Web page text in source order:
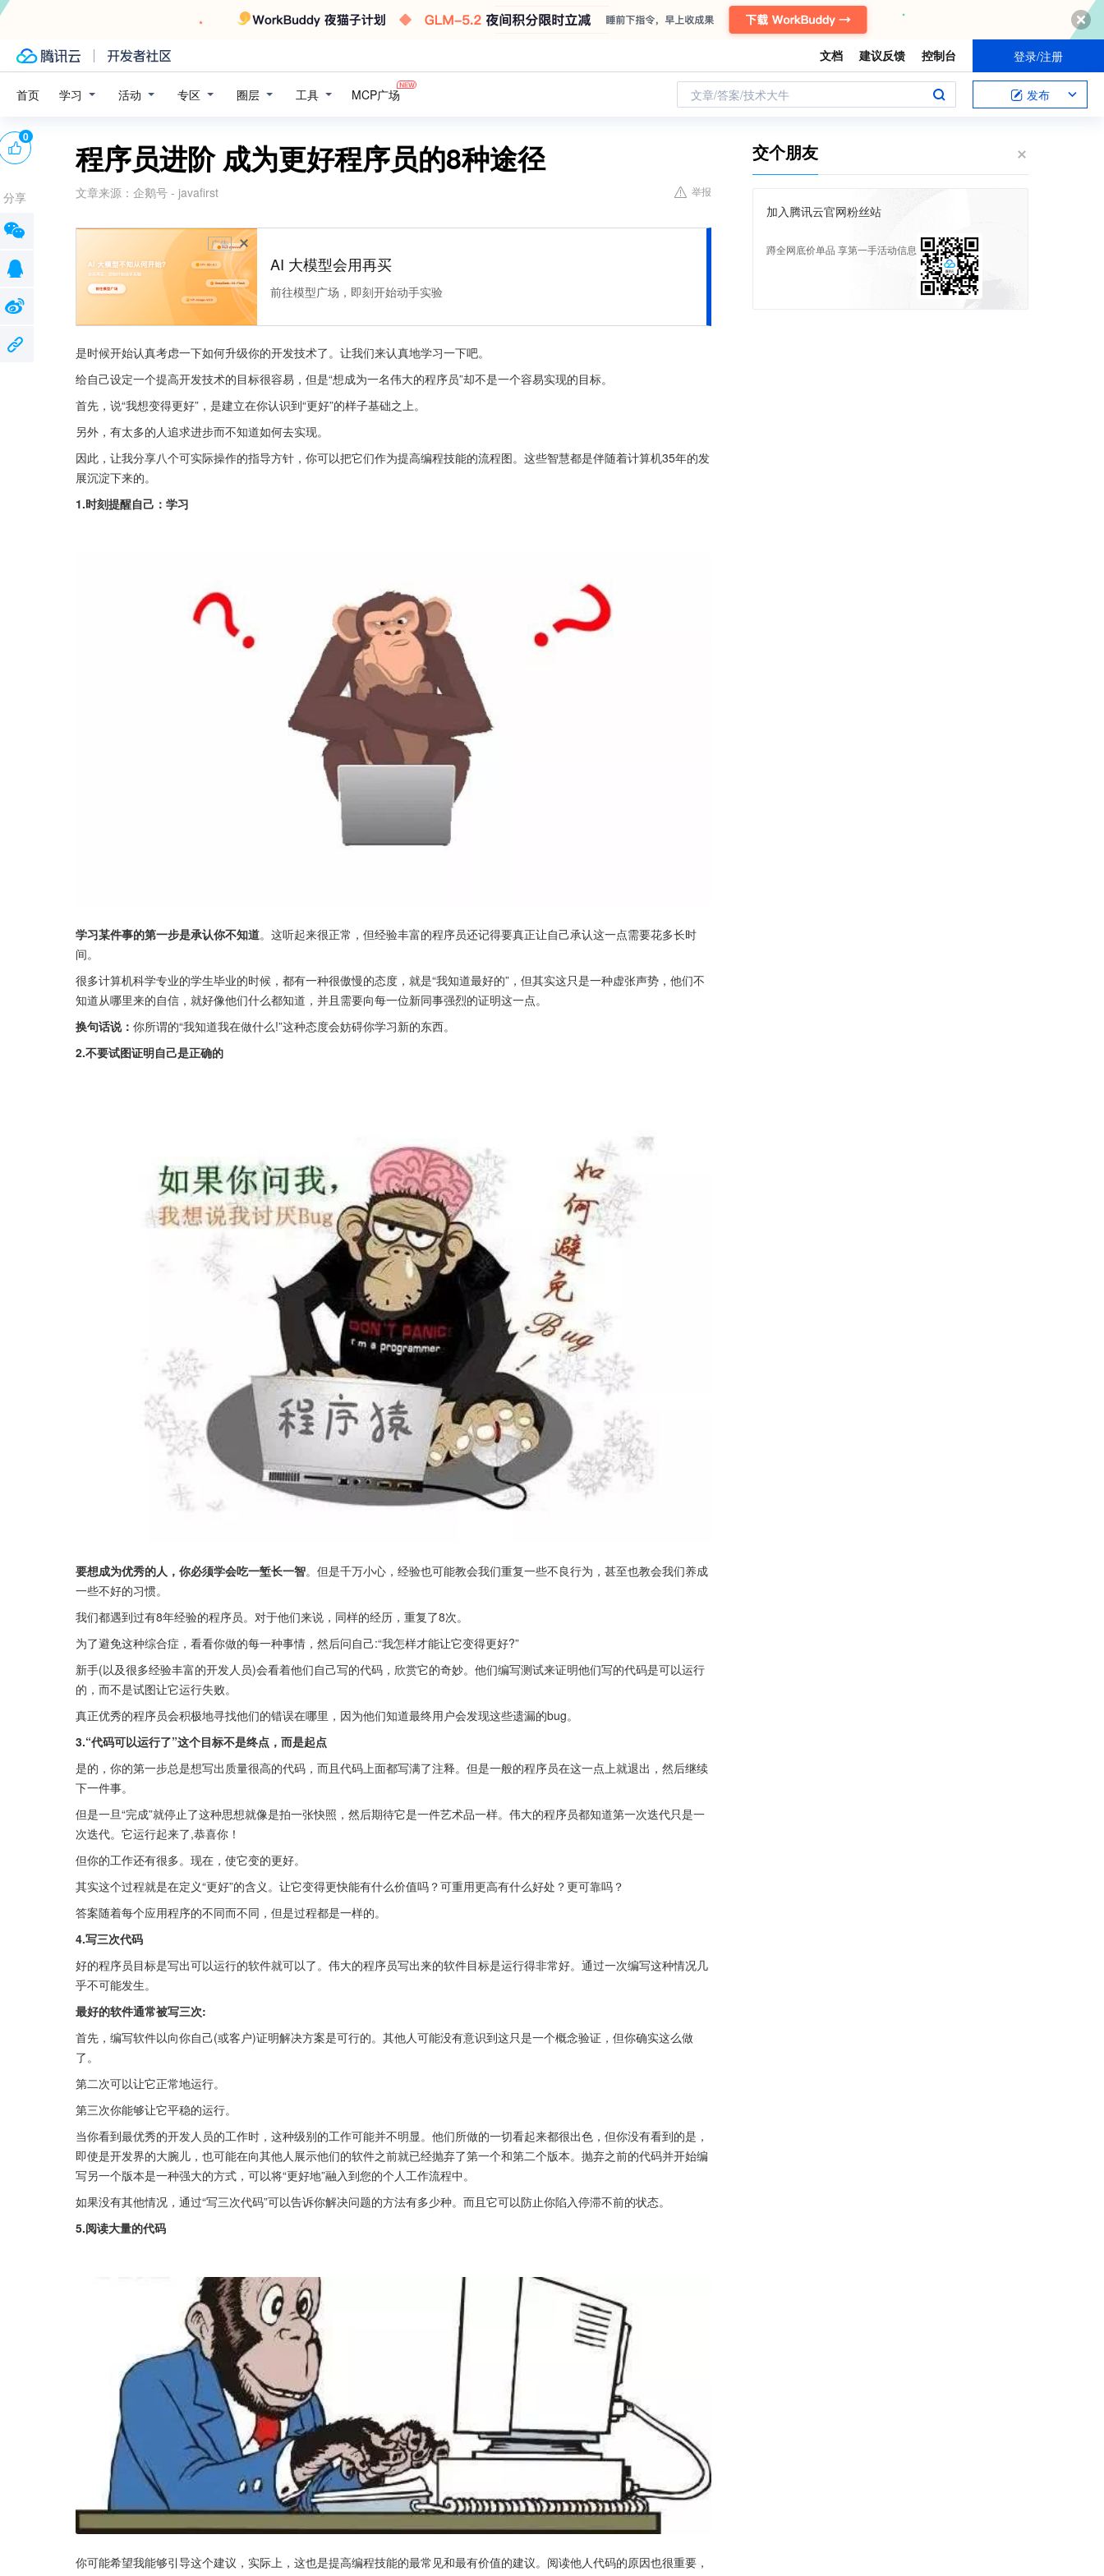
文档 建议反馈 控制台 登录/注册
首页 学习 活动 专区 圈层 工具 MCP广场 文章/答案/技术大牛 发布
程序员进阶 成为更好程序员的8种途径
文章来源： 企鹅号 - javafirst 举报
广告
AI 大模型会用再买
前往模型广场，即刻开始动手实验
是时候开始认真考虑一下如何升级你的开发技术了。让我们来认真地学习一下吧。
给自己设定一个提高开发技术的目标很容易，但是“想成为一名伟大的程序员”却不是一个容易实现的目标。
首先，说“我想变得更好”，是建立在你认识到“更好”的样子基础之上。
另外，有太多的人追求进步而不知道如何去实现。
因此，让我分享八个可实际操作的指导方针，你可以把它们作为提高编程技能的流程图。这些智慧都是伴随着计算机35年的发
展沉淀下来的。
1.时刻提醒自己：学习
学习某件事的第一步是承认你不知道。这听起来很正常，但经验丰富的程序员还记得要真正让自己承认这一点需要花多长时
间。
很多计算机科学专业的学生毕业的时候，都有一种很傲慢的态度，就是“我知道最好的”，但其实这只是一种虚张声势，他们不
知道从哪里来的自信，就好像他们什么都知道，并且需要向每一位新同事强烈的证明这一点。
换句话说： 你所谓的“我知道我在做什么!”这种态度会妨碍你学习新的东西。
2.不要试图证明自己是正确的
要想成为优秀的人，你必须学会吃一堑长一智。但是千万小心，经验也可能教会我们重复一些不良行为，甚至也教会我们养成
一些不好的习惯。
我们都遇到过有8年经验的程序员。对于他们来说，同样的经历，重复了8次。
为了避免这种综合症，看看你做的每一种事情，然后问自己:“我怎样才能让它变得更好?”
新手(以及很多经验丰富的开发人员)会看着他们自己写的代码，欣赏它的奇妙。他们编写测试来证明他们写的代码是可以运行
的，而不是试图让它运行失败。
真正优秀的程序员会积极地寻找他们的错误在哪里，因为他们知道最终用户会发现这些遗漏的bug。
3.“代码可以运行了”这个目标不是终点，而是起点
是的，你的第一步总是想写出质量很高的代码，而且代码上面都写满了注释。但是一般的程序员在这一点上就退出，然后继续
下一件事。
但是一旦“完成”就停止了这种思想就像是拍一张快照，然后期待它是一件艺术品一样。伟大的程序员都知道第一次迭代只是一
次迭代。它运行起来了,恭喜你！
但你的工作还有很多。现在，使它变的更好。
其实这个过程就是在定义“更好”的含义。让它变得更快能有什么价值吗？可重用更高有什么好处？更可靠吗？
答案随着每个应用程序的不同而不同，但是过程都是一样的。
4.写三次代码
好的程序员目标是写出可以运行的软件就可以了。伟大的程序员写出来的软件目标是运行得非常好。通过一次编写这种情况几
乎不可能发生。
最好的软件通常被写三次:
首先，编写软件以向你自己(或客户)证明解决方案是可行的。其他人可能没有意识到这只是一个概念验证，但你确实这么做
了。
第二次可以让它正常地运行。
第三次你能够让它平稳的运行。
当你看到最优秀的开发人员的工作时，这种级别的工作可能并不明显。他们所做的一切看起来都很出色，但你没有看到的是，
即使是开发界的大腕儿，也可能在向其他人展示他们的软件之前就已经抛弃了第一个和第二个版本。抛弃之前的代码并开始编
写另一个版本是一种强大的方式，可以将“更好地”融入到您的个人工作流程中。
如果没有其他情况，通过“写三次代码”可以告诉你解决问题的方法有多少种。而且它可以防止你陷入停滞不前的状态。
5.阅读大量的代码
你可能希望我能够引导这个建议，实际上，这也是提高编程技能的最常见和最有价值的建议。阅读他人代码的原因也很重要，
0
分享
交个朋友
加入腾讯云官网粉丝站
蹲全网底价单品 享第一手活动信息